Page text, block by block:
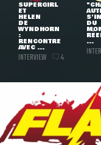
SUPERGIRL
ET
HELEN
DE
WYNDHORN
:
RENCONTRE
AVEC ...
INTERVIEW 4
DU
...